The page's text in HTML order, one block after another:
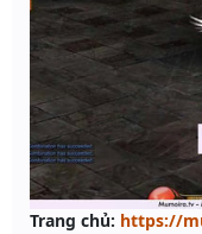
Trang chủ: https://